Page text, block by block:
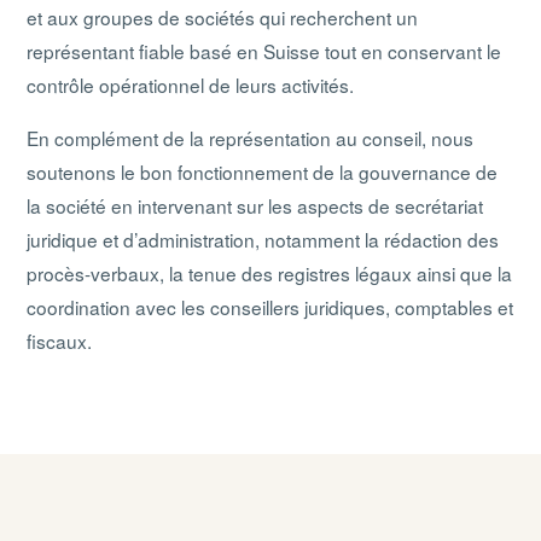
et aux groupes de sociétés qui recherchent un
représentant fiable basé en Suisse tout en conservant le
contrôle opérationnel de leurs activités.
En complément de la représentation au conseil, nous
soutenons le bon fonctionnement de la gouvernance de
la société en intervenant sur les aspects de secrétariat
juridique et d’administration, notamment la rédaction des
procès-verbaux, la tenue des registres légaux ainsi que la
coordination avec les conseillers juridiques, comptables et
fiscaux.